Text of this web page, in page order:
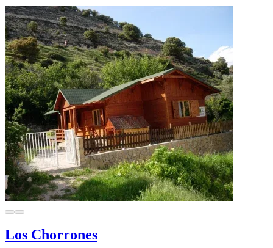
Los Chorrones